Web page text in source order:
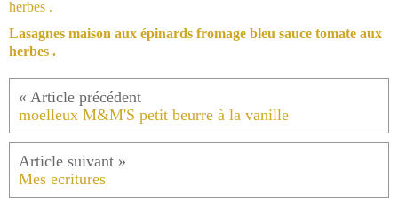
Lasagnes maison aux épinards fromage bleu sauce tomate aux
herbes .
moelleux M&M'S petit beurre à la vanille
Mes ecritures